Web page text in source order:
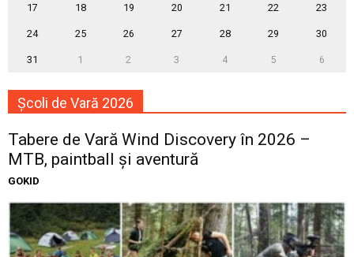
17 18 19 20 21 22 23
24 25 26 27 28 29 30
31 1 2 3 4 5 6
Școli de Vară 2026
Tabere de Vară Wind Discovery în 2026 –
MTB, paintball și aventură
GOKID